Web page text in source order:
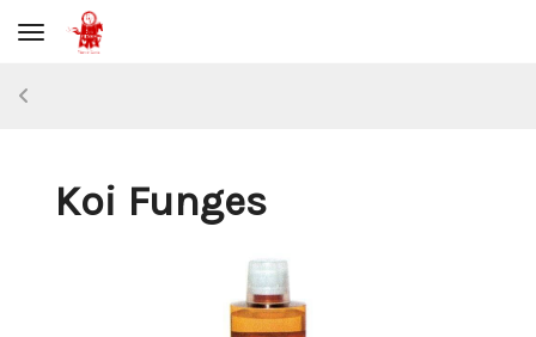
Toggle navigation
Koi Funges